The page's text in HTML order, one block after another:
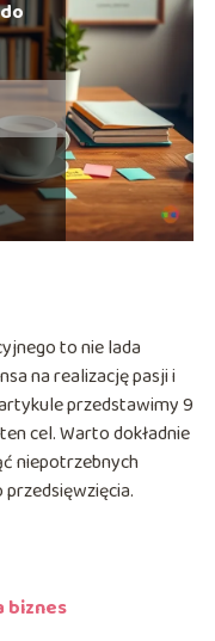
to nie lada
na realizację pasji i
przedstawimy 9
cel. Warto dokładnie
niepotrzebnych
przedsięwzięcia.
biznes